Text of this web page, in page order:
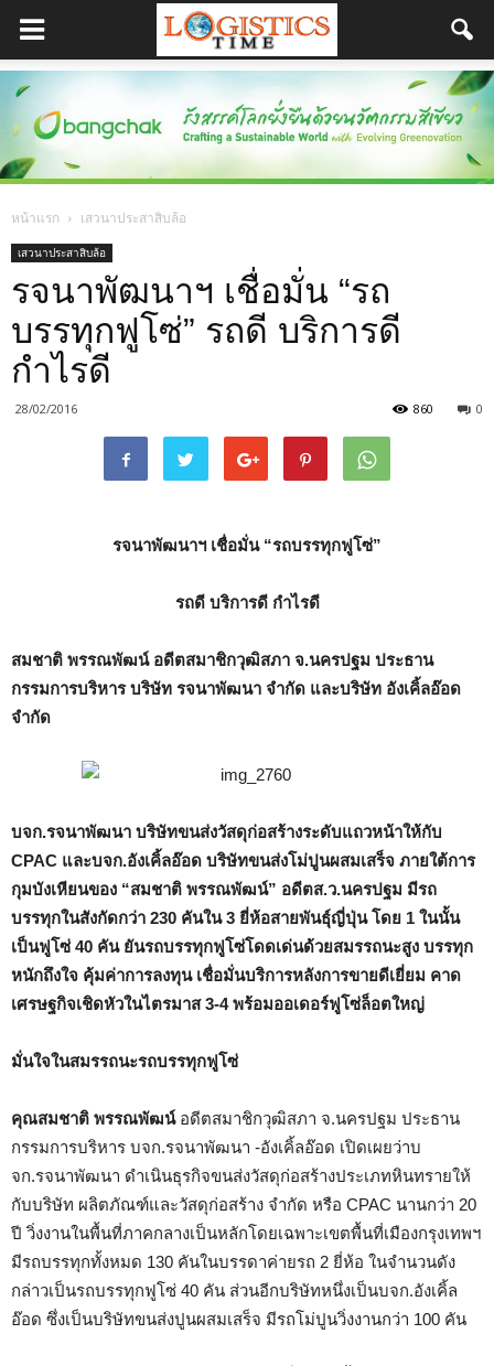
หน้าแรก เสวนาประสาสิบล้อ
เสวนาประสาสิบล้อ
รจนาพัฒนาฯ เชื่อมั่น “รถ
บรรทุกฟูโซ่” รถดี บริการดี
กำไรดี
28/02/2016 0
860
รจนาพัฒนาฯ เชื่อมั่น “รถบรรทุกฟูโซ่”
รถดี บริการดี กำไรดี
สมชาติ พรรณพัฒน์ อดีตสมาชิกวุฒิสภา จ.นครปฐม ประธาน
กรรมการบริหาร บริษัท รจนาพัฒนา จำกัด และบริษัท อังเคิ้ลอ๊อด
จำกัด
บจก.รจนาพัฒนา บริษัทขนส่งวัสดุก่อสร้างระดับแถวหน้าให้กับ
CPAC และบจก.อังเคิ้ลอ๊อด บริษัทขนส่งโม่ปูนผสมเสร็จ ภายใต้การ
กุมบังเหียนของ “สมชาติ พรรณพัฒน์” อดีตส.ว.นครปฐม มีรถ
บรรทุกในสังกัดกว่า 230 คันใน 3 ยี่ห้อสายพันธุ์ญี่ปุ่น โดย 1 ในนั้น
เป็นฟูโซ่ 40 คัน ยันรถบรรทุกฟูโซ่โดดเด่นด้วยสมรรถนะสูง บรรทุก
หนักถึงใจ คุ้มค่าการลงทุน เชื่อมั่นบริการหลังการขายดีเยี่ยม คาด
เศรษฐกิจเชิดหัวในไตรมาส 3-4 พร้อมออเดอร์ฟูโซ่ล็อตใหญ่
มั่นใจในสมรรถนะรถบรรทุกฟูโซ่
คุณสมชาติ พรรณพัฒน์อดีตสมาชิกวุฒิสภา จ.นครปฐม ประธาน
กรรมการบริหาร บจก.รจนาพัฒนา -อังเคิ้ลอ๊อด เปิดเผยว่าบ
จก.รจนาพัฒนา ดำเนินธุรกิจขนส่งวัสดุก่อสร้างประเภทหินทรายให้
กับบริษัท ผลิตภัณฑ์และวัสดุก่อสร้าง จำกัด หรือ CPAC นานกว่า 20
ปี วิ่งงานในพื้นที่ภาคกลางเป็นหลักโดยเฉพาะเขตพื้นที่เมืองกรุงเทพฯ
มีรถบรรทุกทั้งหมด 130 คันในบรรดาค่ายรถ 2 ยี่ห้อ ในจำนวนดัง
กล่าวเป็นรถบรรทุกฟูโซ่ 40 คัน ส่วนอีกบริษัทหนึ่งเป็นบจก.อังเคิ้ล
อ๊อด ซึ่งเป็นบริษัทขนส่งปูนผสมเสร็จ มีรถโม่ปูนวิ่งงานกว่า 100 คัน